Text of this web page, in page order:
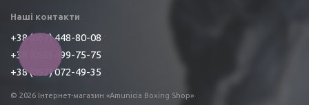
Наші контакти
+38 (067) 448-80-08
+38 (050) 499-75-75
+38 (093) 072-49-35
© 2026 Інтернет-магазин «Amunicia Boxing Shop»